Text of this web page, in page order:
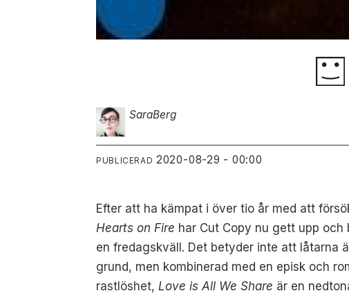
SaraBerg
PUBLICERAD 2020-08-29 - 00:00
Efter att ha kämpat i över tio år med att
Hearts on Fire har Cut Copy nu gett upp och
en fredagskväll. Det betyder inte att låtarna
grund, men kombinerad med en episk och
rastlöshet, Love is All We Share är en